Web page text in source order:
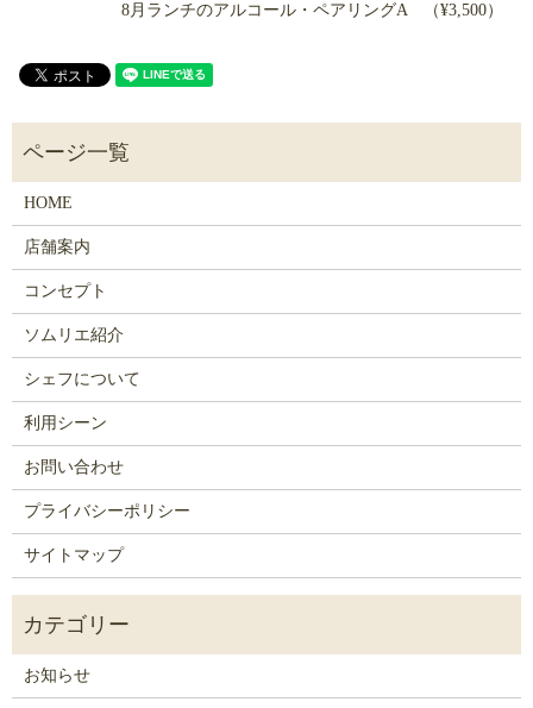
8月ランチのアルコール・ペアリングA （¥3,500）
HOME
店舗案内
コンセプト
ソムリエ紹介
シェフについて
利用シーン
お問い合わせ
プライバシーポリシー
サイトマップ
お知らせ